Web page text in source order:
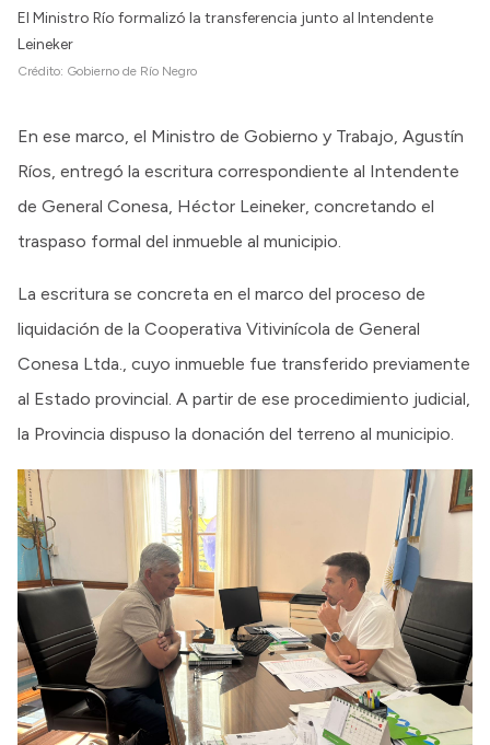
El Ministro Río formalizó la transferencia junto al Intendente
Leineker
Crédito: Gobierno de Río Negro
En ese marco, el Ministro de Gobierno y Trabajo, Agustín
Ríos, entregó la escritura correspondiente al Intendente
de General Conesa, Héctor Leineker, concretando el
traspaso formal del inmueble al municipio.
La escritura se concreta en el marco del proceso de
liquidación de la Cooperativa Vitivinícola de General
Conesa Ltda., cuyo inmueble fue transferido previamente
al Estado provincial. A partir de ese procedimiento judicial,
la Provincia dispuso la donación del terreno al municipio.